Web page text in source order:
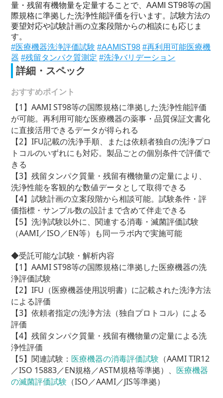
量・残留有機物量を定量することで、AAMI ST98等の国
際規格に準拠した洗浄性能評価を行います。試験方法の
要望対応や試験計画の立案段階からの相談にも応じま
す。
#医療機器洗浄評価試験 #AAMIST98 #再利用可能医療機
器 #残留タンパク質測定 #洗浄バリデーション
詳細・スペック
おすすめポイント
【1】AAMI ST98等の国際規格に準拠した洗浄性能評価
が可能。再利用可能な医療機器の薬事・品質保証文書化
に直接活用できるデータが得られる
【2】IFU記載の洗浄手順、または依頼者独自の洗浄プロ
トコルのいずれにも対応。製品ごとの個別条件で評価で
きる
【3】残留タンパク質量・残留有機物量の定量により、
洗浄性能を客観的な数値データとして取得できる
【4】試験計画の立案段階から相談可能。試験条件・評
価指標・サンプル数の設計まで含めて伴走できる
【5】洗浄試験以外に、関連する消毒・滅菌評価試験
（AAMI／ISO／EN等）も同一ラボ内で実施可能
◆受託可能な試験・解析内容
【1】AAMI ST98等の国際規格に準拠した医療機器の洗
浄評価試験
【2】IFU（医療機器使用説明書）に記載された洗浄方法
による評価
【3】依頼者指定の洗浄方法（独自プロトコル）による
評価
【4】残留タンパク質量・残留有機物量の定量による洗
浄性評価
【5】関連試験： 医療機器の消毒評価試験 （AAMI TIR12
／ISO 15883／EN規格／ASTM規格等準拠）、 医療機器
の滅菌評価試験 （ISO／AAMI／JIS等準拠）